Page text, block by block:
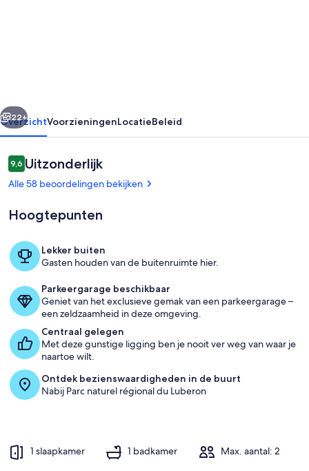
Centre
Village
met
privétuin
Woonruimte
Volgende
22+
OverzichtVoorzieningenLocatieBeleid
Beoordelingen
9,69,6 op 10 –
Uitzonderlijk
Alle 58 beoordelingen bekijken
Hoogtepunten
Lekker buiten
Gasten houden van de buitenruimte hier.
Parkeergarage beschikbaar
Geniet van het exclusieve gemak van een parkeergarage –
een zeldzaamheid in deze omgeving.
Centraal gelegen
Met deze gunstige ligging ben je nooit ver weg van waar je
naartoe wilt.
Ontdek bezienswaardigheden in de buurt
Nabij Parc naturel régional du Luberon
1 slaapkamer 1 badkamer Max. aantal: 2